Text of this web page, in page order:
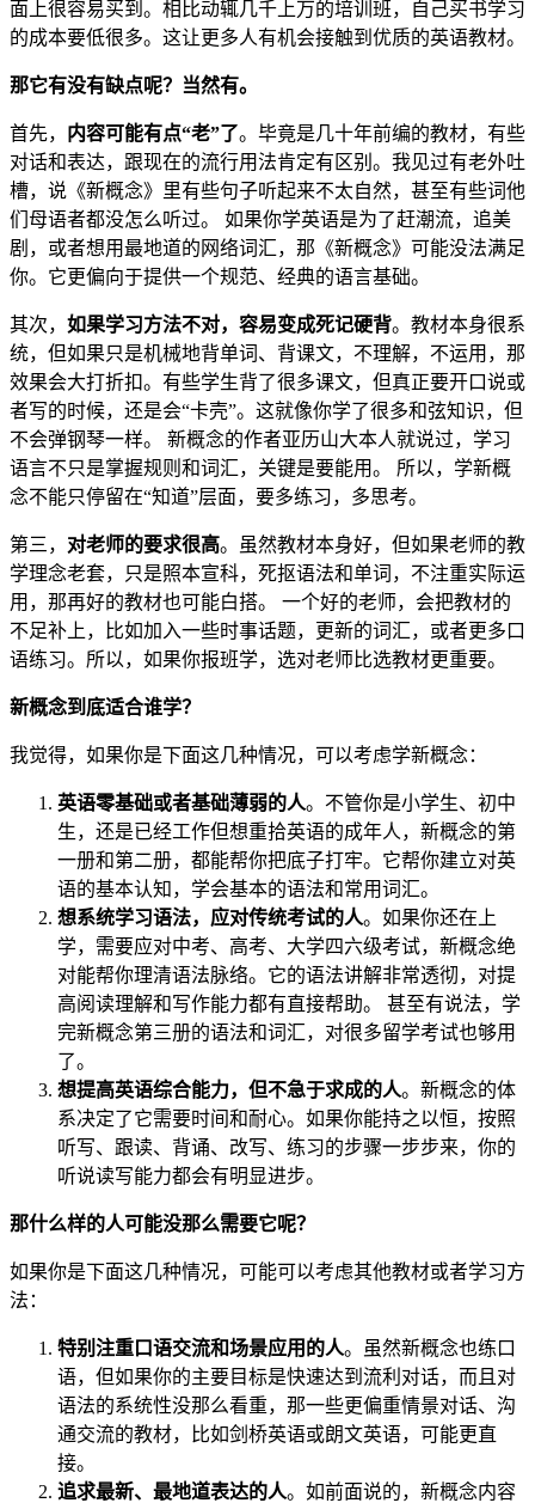
面上很容易买到。相比动辄几千上万的培训班，自己买书学习
的成本要低很多。这让更多人有机会接触到优质的英语教材。
那它有没有缺点呢？当然有。
首先， 内容可能有点“老”了。毕竟是几十年前编的教材，有些
对话和表达，跟现在的流行用法肯定有区别。我见过有老外吐
槽，说《新概念》里有些句子听起来不太自然，甚至有些词他
们母语者都没怎么听过。 如果你学英语是为了赶潮流，追美
剧，或者想用最地道的网络词汇，那《新概念》可能没法满足
你。它更偏向于提供一个规范、经典的语言基础。
其次， 如果学习方法不对，容易变成死记硬背。教材本身很系
统，但如果只是机械地背单词、背课文，不理解，不运用，那
效果会大打折扣。有些学生背了很多课文，但真正要开口说或
者写的时候，还是会“卡壳”。这就像你学了很多和弦知识，但
不会弹钢琴一样。 新概念的作者亚历山大本人就说过，学习
语言不只是掌握规则和词汇，关键是要能用。 所以，学新概
念不能只停留在“知道”层面，要多练习，多思考。
第三， 对老师的要求很高。虽然教材本身好，但如果老师的教
学理念老套，只是照本宣科，死抠语法和单词，不注重实际运
用，那再好的教材也可能白搭。 一个好的老师，会把教材的
不足补上，比如加入一些时事话题，更新的词汇，或者更多口
语练习。所以，如果你报班学，选对老师比选教材更重要。
新概念到底适合谁学？
我觉得，如果你是下面这几种情况，可以考虑学新概念：
英语零基础或者基础薄弱的人。不管你是小学生、初中
生，还是已经工作但想重拾英语的成年人，新概念的第
一册和第二册，都能帮你把底子打牢。它帮你建立对英
语的基本认知，学会基本的语法和常用词汇。
想系统学习语法，应对传统考试的人。如果你还在上
学，需要应对中考、高考、大学四六级考试，新概念绝
对能帮你理清语法脉络。它的语法讲解非常透彻，对提
高阅读理解和写作能力都有直接帮助。 甚至有说法，学
完新概念第三册的语法和词汇，对很多留学考试也够用
了。
想提高英语综合能力，但不急于求成的人。新概念的体
系决定了它需要时间和耐心。如果你能持之以恒，按照
听写、跟读、背诵、改写、练习的步骤一步步来，你的
听说读写能力都会有明显进步。
那什么样的人可能没那么需要它呢？
如果你是下面这几种情况，可能可以考虑其他教材或者学习方
法：
特别注重口语交流和场景应用的人。虽然新概念也练口
语，但如果你的主要目标是快速达到流利对话，而且对
语法的系统性没那么看重，那一些更偏重情景对话、沟
通交流的教材，比如剑桥英语或朗文英语，可能更直
接。
追求最新、最地道表达的人。如前面说的，新概念内容